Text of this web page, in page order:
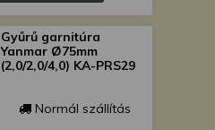
Gyűrű garnitúra
Yanmar Ø75mm
(2,0/2,0/4,0) KA-PRS29
Normál szállítás